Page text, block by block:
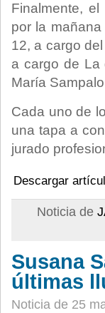
Finalmente,
por la
12, a cargo del
a cargo de La
María
Cada uno de
una tapa a
jurado
Descargar
Noticia de
Susana
últimas
Noticia de 25